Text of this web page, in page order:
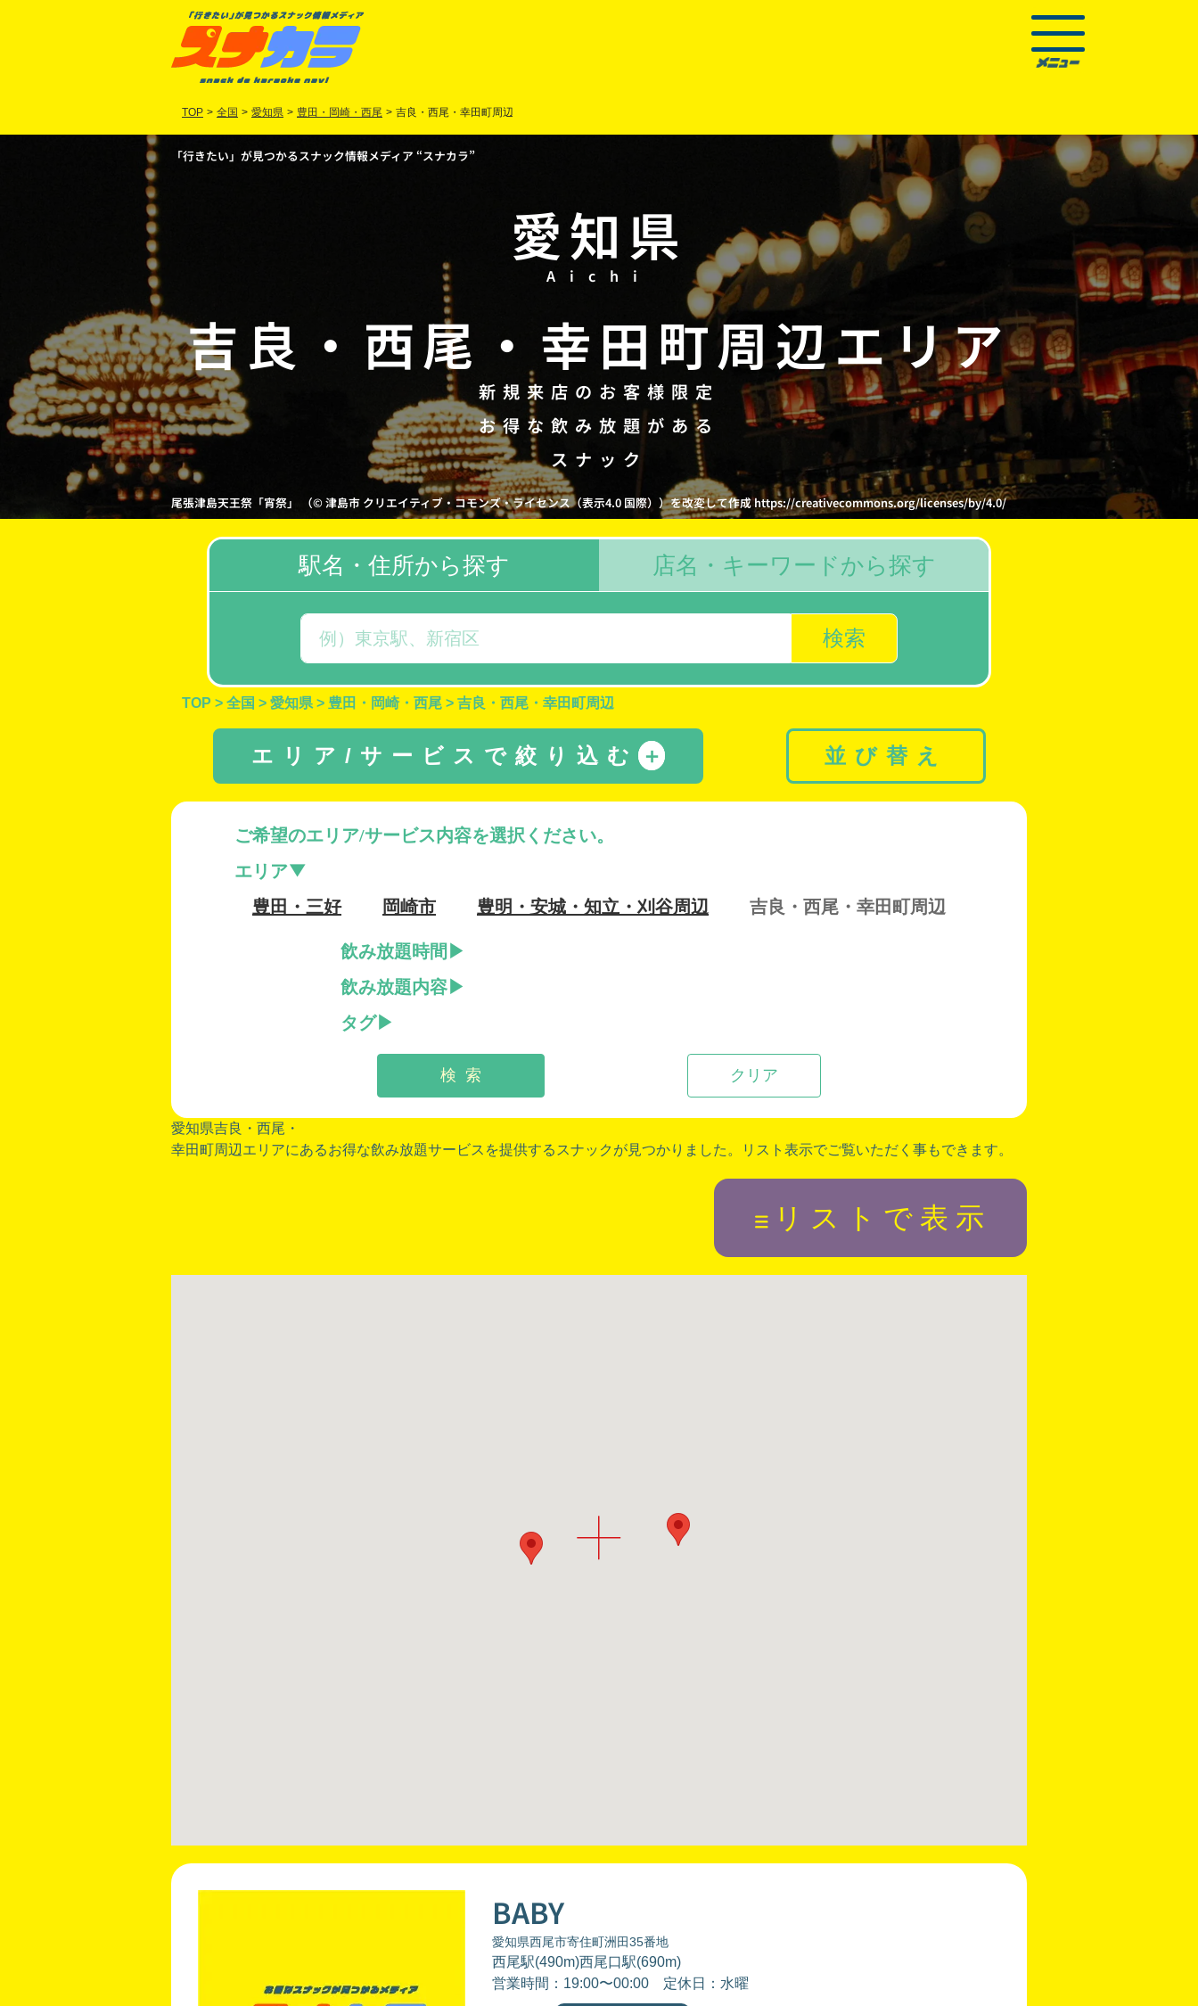
TOP > 全国 > 愛知県 > 豊田・岡崎・西尾 > 吉良・西尾・幸田町周辺
「行きたい」が見つかるスナック情報メディア “スナカラ”
愛知県
Aichi
吉良 ・ 西尾 ・ 幸田町周辺エリア
新規来店のお客様限定
お得な飲み放題がある
スナック
尾張津島天王祭「宵祭」 （© 津島市 クリエイティブ・コモンズ・ライセンス（表示4.0 国際））を改変して作成 https://creativecommons.org/licenses/by/4.0/
駅名・住所から探す
検索
店名・キーワードから探す
TOP > 全国 > 愛知県 > 豊田・岡崎・西尾 > 吉良・西尾・幸田町周辺
エリア/サービスで絞り込む ＋
ご希望のエリア/サービス内容を選択ください。
エリア
豊田・三好
岡崎市 豊明・安城・知立・刈谷周辺 吉良・西尾・幸田町周辺
飲み放題時間
飲み放題内容
タグ
クリア
検 索
並び替え
愛知県吉良・ 西尾 ・
幸田町周辺エリアにあるお得な飲み放題サービスを提供するスナックが見つかりました。リスト表示でご覧いただく事もできます。
リストで表示
BABY
愛知県西尾市寄住町洲田35番地
西尾駅(490m)西尾口駅(690m)
営業時間：19:00〜00:00
定休日：水曜